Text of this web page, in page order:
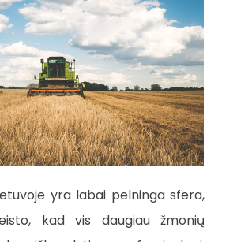
yra labai pelninga sfera,
kad vis daugiau žmonių